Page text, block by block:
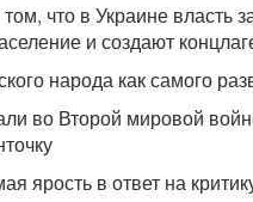
что в Украине
и создают
народа как самого
во Второй мировой
ярость в ответ на